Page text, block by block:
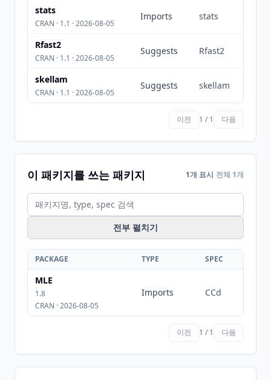
stats
CRAN · 1.1 · 2026-08-05
Imports stats
Rfast2
CRAN · 1.1 · 2026-08-05
Suggests Rfast2
skellam
CRAN · 1.1 · 2026-08-05
Suggests skellam
이전 1 / 1 다음
이 패키지를 쓰는 패키지 1개 표시 전체 1개
전부 펼치기
PACKAGE TYPE SPEC
MLE
1.8
CRAN · 2026-08-05
Imports CCd
이전 1 / 1 다음